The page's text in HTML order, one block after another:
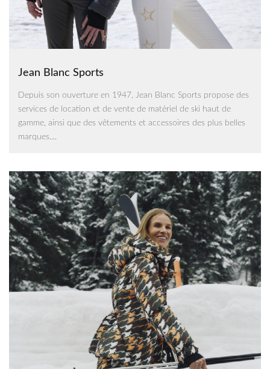
Jean Blanc Sports
Depuis son ouverture en 1947, Jean Blanc Sports propose des
services de location et de vente de matériel de ski haut de
gamme, ainsi que des vêtements et accessoires des plus belles
marques....